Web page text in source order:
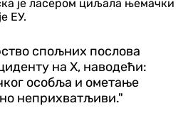
је ласером циљала њемачки
ЕУ.
спољних послова
на X, наводећи:
особља и ометање
неприхватљиви."